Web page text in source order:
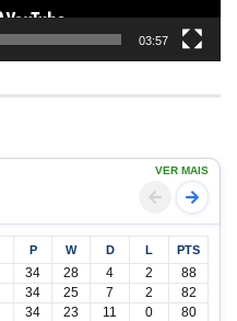
03:57
VER MAIS
P W D L PTS
34 28 4 2
88
34 25 7 2
82
34 23 11 0
80